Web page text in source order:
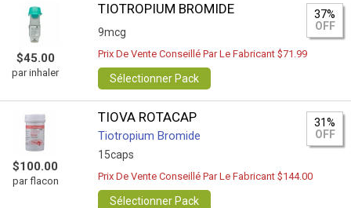
$45.00
par inhaler
TIOTROPIUM BROMIDE
9mcg
37%
OFF
Prix De Vente Conseillé Par Le Fabricant $71.99
Sélectionner Pack
$100.00
par flacon
TIOVA ROTACAP
Tiotropium Bromide
15caps
31%
OFF
Prix De Vente Conseillé Par Le Fabricant $144.00
Sélectionner Pack